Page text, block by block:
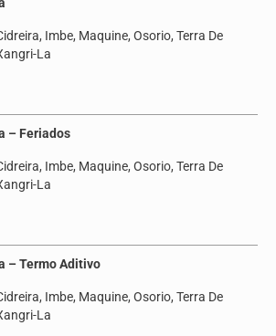
Fotos Imbe, Maquine, Osorio, Terra De
La
– Feriados
Imbe, Maquine, Osorio, Terra De
La
– Termo Aditivo
Imbe, Maquine, Osorio, Terra De
La